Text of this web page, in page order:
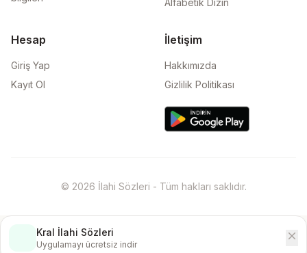
Alfabetik Dizin
Hesap
Giriş Yap
Kayıt Ol
İletişim
Hakkımızda
Gizlilik Politikası
© 2026 İlahi Sözleri - Tüm hakları saklıdır.
Kral İlahi Sözleri
Uygulamayı ücretsiz indir
close